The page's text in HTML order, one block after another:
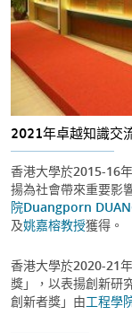
2021年卓越知識交
香港大學於2015-16
揚為社會帶來重要影
院Duangporn
及姚嘉榕教授獲得。
香港大學於2020-21
獎」，以表揚創新研
創新者獎」由工程學